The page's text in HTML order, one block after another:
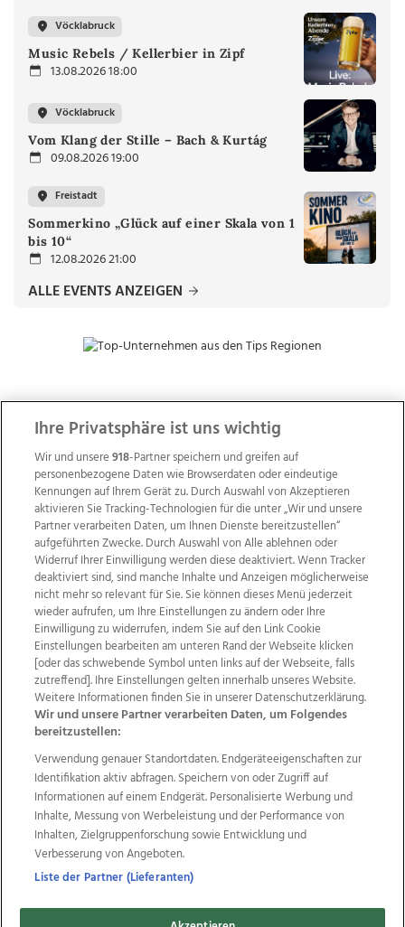
Vöcklabruck
Music Rebels / Kellerbier in Zipf
13.08.2026 18:00
Vöcklabruck
Vom Klang der Stille – Bach & Kurtág
09.08.2026 19:00
Freistadt
Sommerkino „Glück auf einer Skala von 1
bis 10“
12.08.2026 21:00
ALLE EVENTS ANZEIGEN
ZUR NACHRICHTENÜBERSICHT
Wir über uns Mediadaten Kontakt
Jobs
Datenschutz
Impressum
AGB Anzeigekunden
AGB Website
Ehrenkodex Politische Werbung
Weitere Angebote des Medienhauses Wimmer
TV1 di-mog-i.at OÖNow
Ischler Woche
Life Radio
OÖNachrichten
OÖN Immobilien
OÖN Karriere
OÖN Reise
Promenaden Galerien
Regionaljobs
wasistlos.at
Ihre Privatsphäre ist uns wichtig
Wir und unsere918-Partner speichern und greifen auf
personenbezogene Daten wie Browserdaten oder eindeutige
Kennungen auf Ihrem Gerät zu. Durch Auswahl von Akzeptieren
aktivieren Sie Tracking-Technologien für die unter „Wir und unsere
Partner verarbeiten Daten, um Ihnen Dienste bereitzustellen“
aufgeführten Zwecke. Durch Auswahl von Alle ablehnen oder
Widerruf Ihrer Einwilligung werden diese deaktiviert. Wenn Tracker
deaktiviert sind, sind manche Inhalte und Anzeigen möglicherweise
nicht mehr so relevant für Sie. Sie können dieses Menü jederzeit
wieder aufrufen, um Ihre Einstellungen zu ändern oder Ihre
Einwilligung zu widerrufen, indem Sie auf den Link Cookie
Einstellungen bearbeiten am unteren Rand der Webseite klicken
[oder das schwebende Symbol unten links auf der Webseite, falls
zutreffend]. Ihre Einstellungen gelten innerhalb unseres Website.
Weitere Informationen finden Sie in unserer Datenschutzerklärung.
Wir und unsere Partner verarbeiten Daten, um Folgendes
bereitzustellen:
Verwendung genauer Standortdaten. Endgeräteeigenschaften zur
Identifikation aktiv abfragen. Speichern von oder Zugriff auf
Informationen auf einem Endgerät. Personalisierte Werbung und
Inhalte, Messung von Werbeleistung und der Performance von
Inhalten, Zielgruppenforschung sowie Entwicklung und
Verbesserung von Angeboten.
Liste der Partner (Lieferanten)